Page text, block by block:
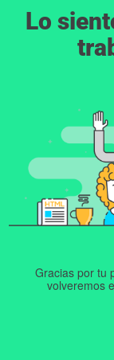
Lo
Gracias por tu
volveremos